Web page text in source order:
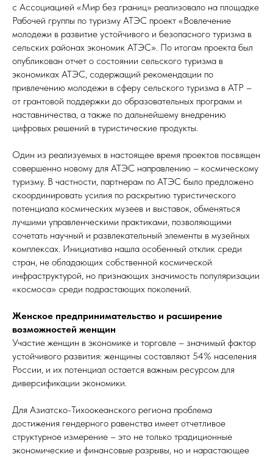
с Ассоциацией «Мир без границ» реализовало на площадке
Рабочей группы по туризму АТЭС проект «Вовлечение
молодежи в развитие устойчивого и безопасного туризма в
сельских районах экономик АТЭС». По итогам проекта был
опубликован отчет о состоянии сельского туризма в
экономиках АТЭС, содержащий рекомендации по
привлечению молодежи в сферу сельского туризма в АТР –
от грантовой поддержки до образовательных программ и
наставничества, а также по дальнейшему внедрению
цифровых решений в туристические продукты.
Один из реализуемых в настоящее время проектов посвящен
совершенно новому для АТЭС направлению – космическому
туризму. В частности, партнерам по АТЭС было предложено
скоординировать усилия по раскрытию туристического
потенциала космических музеев и выставок, обменяться
лучшими управленческими практиками, позволяющими
сочетать научный и развлекательный элементы в музейных
комплексах. Инициатива нашла особенный отклик среди
стран, не обладающих собственной космической
инфраструктурой, но признающих значимость популяризации
«космоса» среди подрастающих поколений.
Женское предпринимательство и расширение
возможностей женщин
Участие женщин в экономике и торговле – значимый фактор
устойчивого развития: женщины составляют 54% населения
России, и их потенциал остается важным ресурсом для
диверсификации экономики.
Для Азиатско-Тихоокеанского региона проблема
достижения гендерного равенства имеет отчетливое
структурное измерение – это не только традиционные
экономические и финансовые разрывы, но и нарастающее